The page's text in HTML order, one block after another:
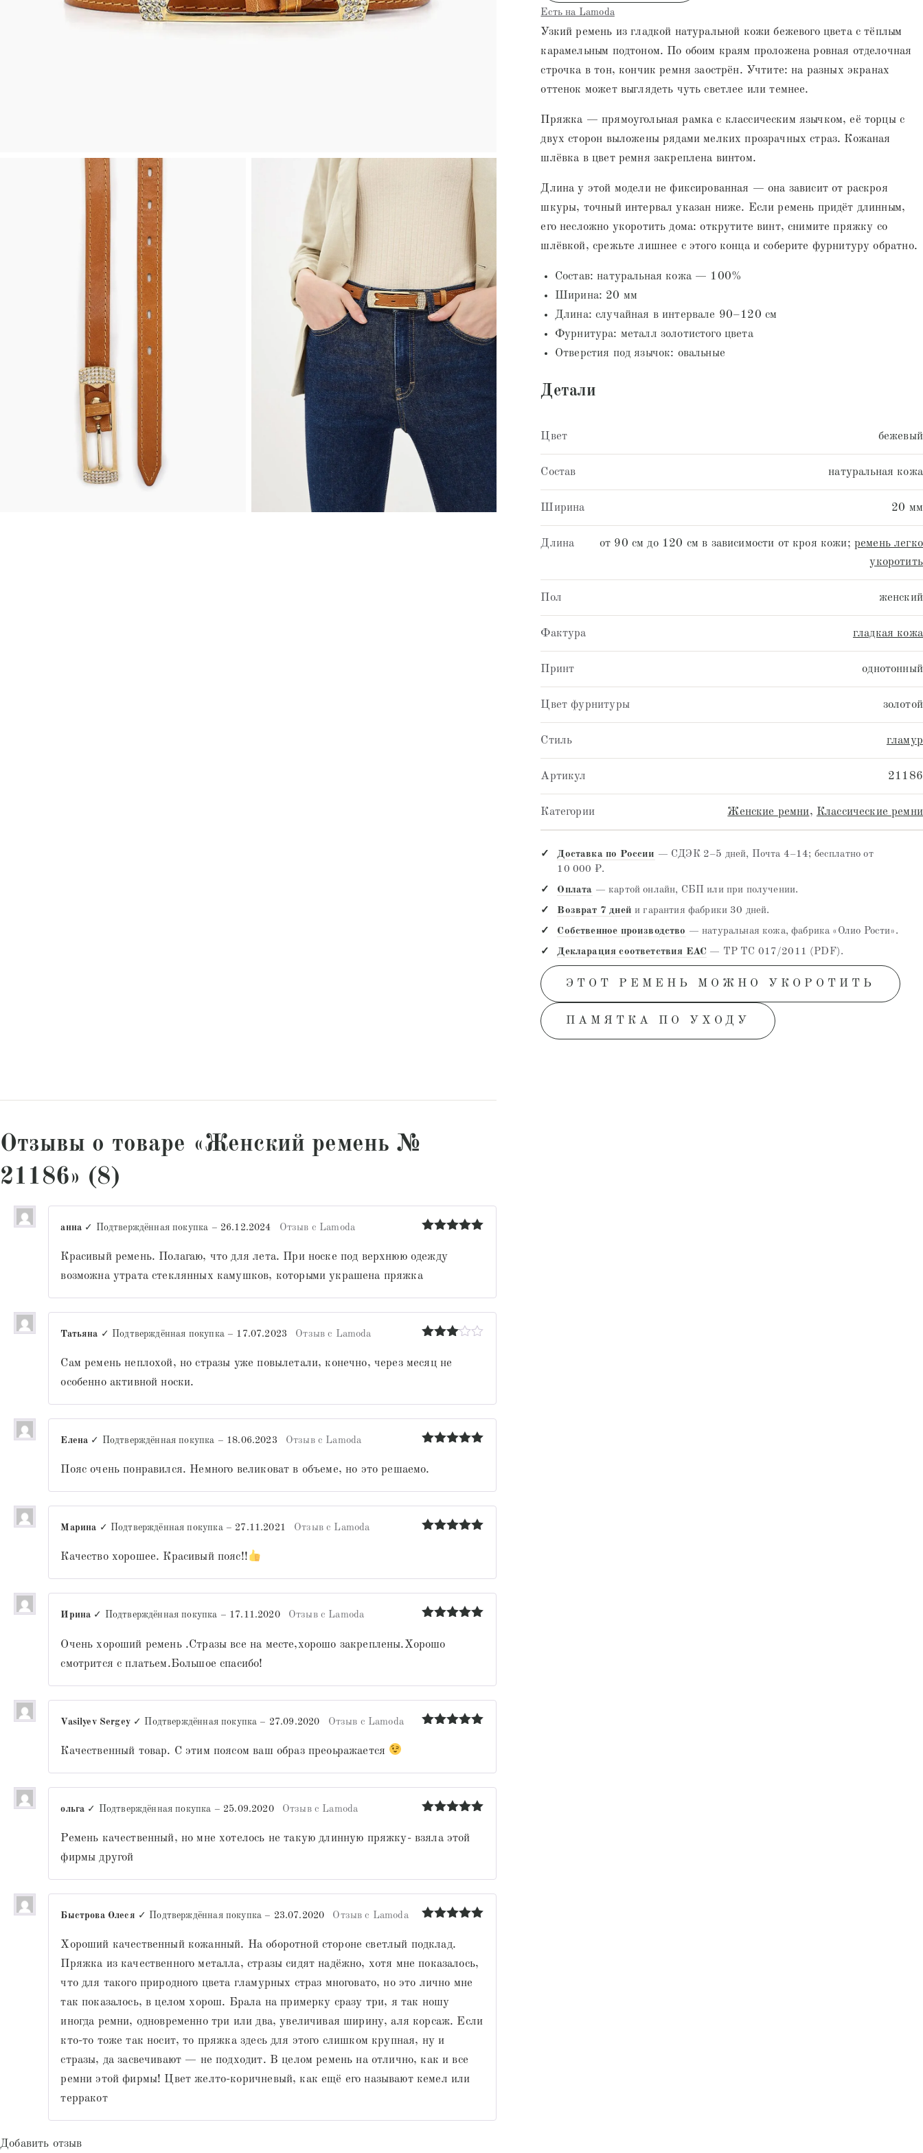
Есть на Lamoda
Узкий ремень из гладкой натуральной кожи бежевого цвета с тёплым
карамельным подтоном. По обоим краям проложена ровная отделочная
строчка в тон, кончик ремня заострён. Учтите: на разных экранах
оттенок может выглядеть чуть светлее или темнее.
Пряжка — прямоугольная рамка с классическим язычком, её торцы с
двух сторон выложены рядами мелких прозрачных страз. Кожаная
шлёвка в цвет ремня закреплена винтом.
Длина у этой модели не фиксированная — она зависит от раскроя
шкуры, точный интервал указан ниже. Если ремень придёт длинным,
его несложно укоротить дома: открутите винт, снимите пряжку со
шлёвкой, срежьте лишнее с этого конца и соберите фурнитуру обратно.
Состав: натуральная кожа — 100%
Ширина: 20 мм
Длина: случайная в интервале 90–120 см
Фурнитура: металл золотистого цвета
Отверстия под язычок: овальные
Детали
Цвет бежевый
Состав натуральная кожа
Ширина 20 мм
Длина от 90 см до 120 см в зависимости от кроя кожи; ремень легко
укоротить
Пол женский
Фактура гладкая кожа
Принт однотонный
Цвет фурнитуры золотой
Стиль гламур
Артикул 21186
Категории Женские ремни, Классические ремни
Доставка по России — СДЭК 2–5 дней, Почта 4–14; бесплатно от
10 000 ₽.
Оплата — картой онлайн, СБП или при получении.
Возврат 7 дней и гарантия фабрики 30 дней.
Собственное производство — натуральная кожа, фабрика «Олио Рости».
Декларация соответствия EAC — ТР ТС 017/2011 (PDF).
ЭТОТ РЕМЕНЬ МОЖНО УКОРОТИТЬ
ПАМЯТКА ПО УХОДУ
Отзывы о товаре «Женский ремень №
21186» (8)
из 5
анна ✓ Подтверждённая покупка – 26.12.2024 Отзыв с Lamoda
Красивый ремень. Полагаю, что для лета. При носке под верхнюю одежду
возможна утрата стеклянных камушков, которыми украшена пряжка
3из 5
Татьяна ✓ Подтверждённая покупка – 17.07.2023 Отзыв с Lamoda
Сам ремень неплохой, но стразы уже повылетали, конечно, через месяц не
особенно активной носки.
из 5
Елена ✓ Подтверждённая покупка – 18.06.2023 Отзыв с Lamoda
Пояс очень понравился. Немного великоват в объеме, но это решаемо.
Марина ✓ Подтверждённая покупка – 27.11.2021 Отзыв с Lamoda
Качество хорошее. Красивый пояс!!
из 5
Ирина ✓ Подтверждённая покупка – 17.11.2020 Отзыв с Lamoda
Очень хороший ремень .Стразы все на месте,хорошо закреплены.Хорошо
смотрится с платьем.Большое спасибо!
Vasilyev Sergey ✓ Подтверждённая покупка – 27.09.2020 Отзыв с Lamoda
Качественный товар. С этим поясом ваш образ преоьражается
из 5
ольга ✓ Подтверждённая покупка – 25.09.2020 Отзыв с Lamoda
Ремень качественный, но мне хотелось не такую длинную пряжку- взяла этой
фирмы другой
из 5
Быстрова Олеся ✓ Подтверждённая покупка – 23.07.2020 Отзыв с Lamoda
Хороший качественный кожанный. На оборотной стороне светлый подклад.
Пряжка из качественного металла, стразы сидят надёжно, хотя мне показалось,
что для такого природного цвета гламурных страз многовато, но это лично мне
так показалось, в целом хорош. Брала на примерку сразу три, я так ношу
иногда ремни, одновременно три или два, увеличивая ширину, аля корсаж. Если
кто-то тоже так носит, то пряжка здесь для этого слишком крупная, ну и
стразы, да засвечивают — не подходит. В целом ремень на отлично, как и все
ремни этой фирмы! Цвет желто-коричневый, как ещё его называют кемел или
терракот
Добавить отзыв